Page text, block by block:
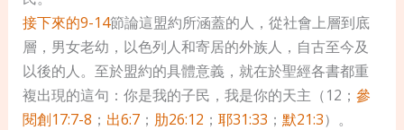
接下來的9-14節論這盟約所涵蓋的人，從社會上層到底
層，男女老幼，以色列人和寄居的外族人，自古至今及
以後的人。至於盟約的具體意義，就在於聖經各書都重
複出現的這句：你是我的子民，我是你的天主（12； 參
閱創17:7-8 ； 出6:7； 肋26:12 ； 耶31:33 ； 默21:3）。